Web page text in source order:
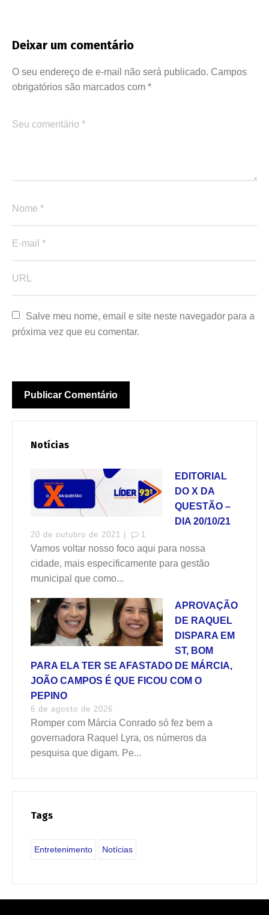
Deixar um comentário
O seu endereço de e-mail não será publicado. Campos
obrigatórios são marcados com *
Salve meu nome, email e site neste navegador para a
próxima vez que eu comentar.
Notícias
EDITORIAL
DO X DA
QUESTÃO –
DIA 20/10/21
20 de outubro de 2021 | 1
Vamos voltar nosso foco aqui para nossa
cidade, mais especificamente para gestão
municipal que como...
APROVAÇÃO
DE RAQUEL
DISPARA EM
ST, BOM
PARA ELA TER SE AFASTADO DE MÁRCIA,
JOÃO CAMPOS É QUE FICOU COM O
PEPINO
6 de agosto de 2026
Romper com Márcia Conrado só fez bem a
governadora Raquel Lyra, os números da
pesquisa que digam. Pe...
Tags
Entretenimento Notícias